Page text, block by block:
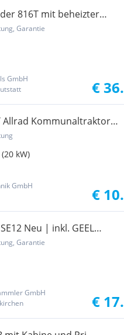
816T mit beheizter
Garantie
GmbH
€
Allrad Kommunaltraktor
(20 kW)
GmbH
€
Neu | inkl. GEEL
Garantie
GmbH
€